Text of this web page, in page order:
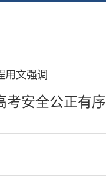
用文强调
考安全公正有序